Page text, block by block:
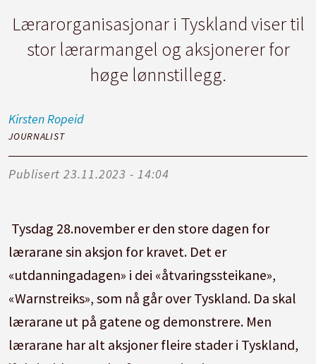
Lærarorganisasjonar i Tyskland viser til
stor lærarmangel og aksjonerer for
høge lønnstillegg.
KirstenRopeid
JOURNALIST
Publisert 23.11.2023 - 14:04
Tysdag 28.november er den store dagen for
lærarane sin aksjon for kravet. Det er
«utdanningadagen» i dei «åtvaringssteikane»,
«Warnstreiks», som nå går over Tyskland. Da skal
lærarane ut på gatene og demonstrere. Men
lærarane har alt aksjoner fleire stader i Tyskland,